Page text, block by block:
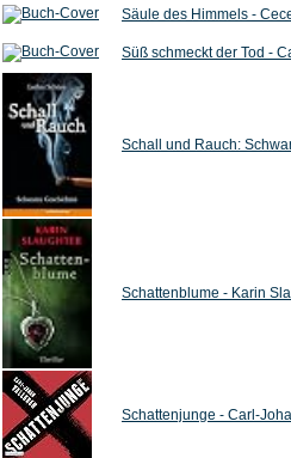
Säule des Himmels -
Süß schmeckt der Tod -
Schall und Rauch:
Schattenblume - Karin
Schattenjunge - Carl-